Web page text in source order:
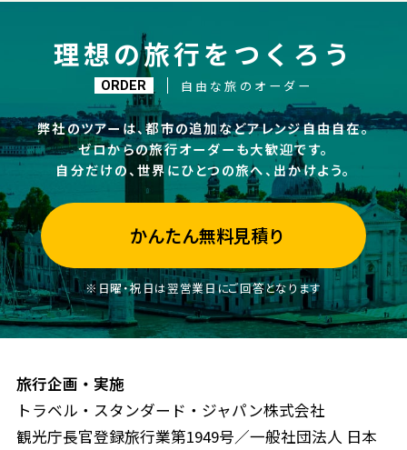
理想の旅行をつくろう
ORDER 自由な旅のオーダー
弊社のツアーは、都市の追加などアレンジ自由自在。
ゼロからの旅行オーダーも大歓迎です。
自分だけの、世界にひとつの旅へ、出かけよう。
かんたん無料見積り
※日曜・祝日は翌営業日にご回答となります
旅行企画・実施
トラベル・スタンダード・ジャパン株式会社
観光庁長官登録旅行業第1949号／一般社団法人 日本